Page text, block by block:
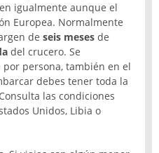
igualmente aunque el
Europea. Normalmente
de seis meses de
del crucero. Se
persona, también en el
debes tener toda la
las condiciones
Unidos, Libia o